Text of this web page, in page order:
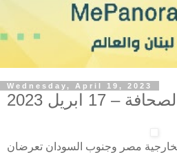
Wednesday, April 19, 2023
– 17 ابريل 2023
مصر وجنوب السودان تعرضان